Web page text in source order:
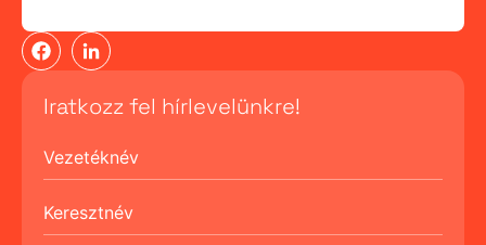
Iratkozz fel hírlevelünkre!